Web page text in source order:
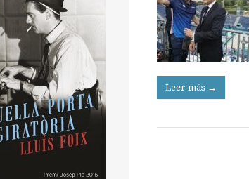
Leer más →